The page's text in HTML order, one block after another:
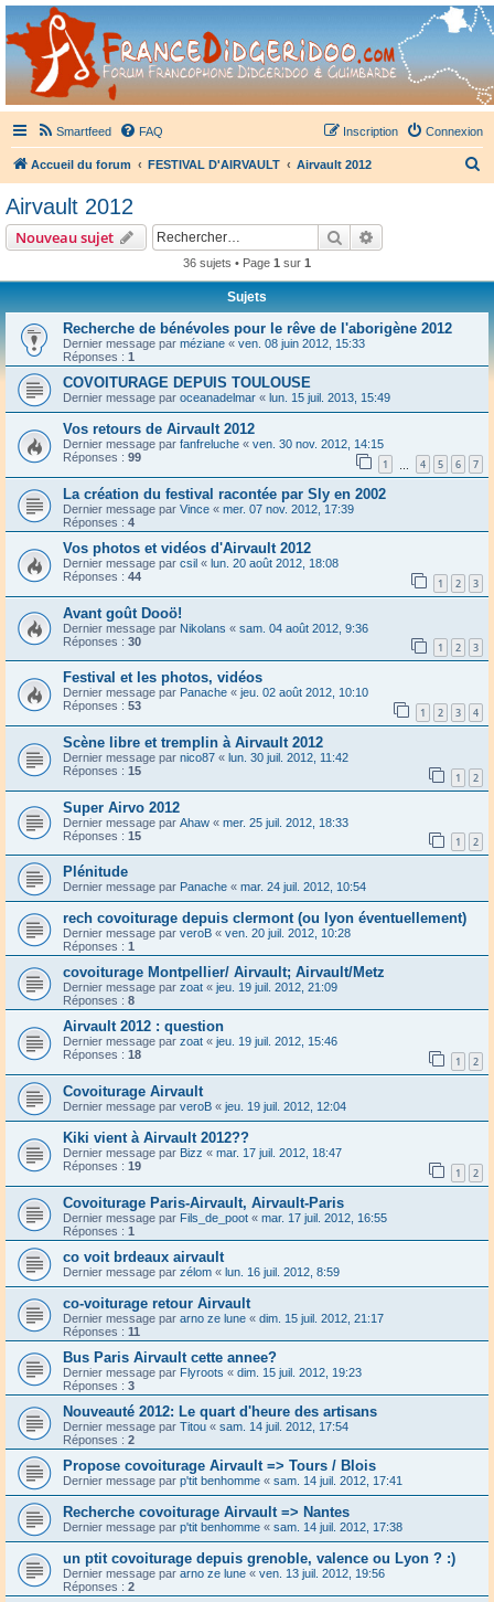
France Didgeridoo
Didgeridoo et Guimbarde sur France Didgeridoo - retrouvez la communauté.
Smartfeed FAQ Connexion
Inscription
Accueil du forum FESTIVAL D'AIRVAULT Airvault 2012
Airvault 2012
Nouveau sujet Rechercher
36 sujets • Page 1 sur 1
Sujets
Recherche de bénévoles pour le rêve de l'aborigène 2012
Dernier message par méziane « ven. 08 juin 2012, 15:33
Réponses : 1
COVOITURAGE DEPUIS TOULOUSE
Dernier message par oceanadelmar « lun. 15 juil. 2013, 15:49
Vos retours de Airvault 2012
Dernier message par fanfreluche « ven. 30 nov. 2012, 14:15
Réponses : 99 1 4 5 6 7
La création du festival racontée par Sly en 2002
Dernier message par Vince « mer. 07 nov. 2012, 17:39
Réponses : 4
Vos photos et vidéos d'Airvault 2012
Dernier message par csil « lun. 20 août 2012, 18:08
Réponses : 44 1 2 3
Avant goût Dooö!
Dernier message par Nikolans « sam. 04 août 2012, 9:36
Réponses : 30 1 2 3
Festival et les photos, vidéos
Dernier message par Panache « jeu. 02 août 2012, 10:10
Réponses : 53 1 2 3 4
Scène libre et tremplin à Airvault 2012
Dernier message par nico87 « lun. 30 juil. 2012, 11:42
Réponses : 15 1 2
Super Airvo 2012
Dernier message par Ahaw « mer. 25 juil. 2012, 18:33
Réponses : 15 1 2
Plénitude
Dernier message par Panache « mar. 24 juil. 2012, 10:54
rech covoiturage depuis clermont (ou lyon éventuellement)
Dernier message par veroB « ven. 20 juil. 2012, 10:28
Réponses : 1
covoiturage Montpellier/ Airvault; Airvault/Metz
Dernier message par zoat « jeu. 19 juil. 2012, 21:09
Réponses : 8
Airvault 2012 : question
Dernier message par zoat « jeu. 19 juil. 2012, 15:46
Réponses : 18 1 2
Covoiturage Airvault
Dernier message par veroB « jeu. 19 juil. 2012, 12:04
Kiki vient à Airvault 2012??
Dernier message par Bizz « mar. 17 juil. 2012, 18:47
Réponses : 19 1 2
Covoiturage Paris-Airvault, Airvault-Paris
Dernier message par Fils_de_poot « mar. 17 juil. 2012, 16:55
Réponses : 1
co voit brdeaux airvault
Dernier message par zélom « lun. 16 juil. 2012, 8:59
co-voiturage retour Airvault
Dernier message par arno ze lune « dim. 15 juil. 2012, 21:17
Réponses : 11
Bus Paris Airvault cette annee?
Dernier message par Flyroots « dim. 15 juil. 2012, 19:23
Réponses : 3
Nouveauté 2012: Le quart d'heure des artisans
Dernier message par Titou « sam. 14 juil. 2012, 17:54
Réponses : 2
Propose covoiturage Airvault => Tours / Blois
Dernier message par p'tit benhomme « sam. 14 juil. 2012, 17:41
Recherche covoiturage Airvault => Nantes
Dernier message par p'tit benhomme « sam. 14 juil. 2012, 17:38
un ptit covoiturage depuis grenoble, valence ou Lyon ? :)
Dernier message par arno ze lune « ven. 13 juil. 2012, 19:56
Réponses : 2